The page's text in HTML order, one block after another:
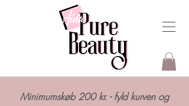
Minimumskøb 200 kr. - fyld kurven og